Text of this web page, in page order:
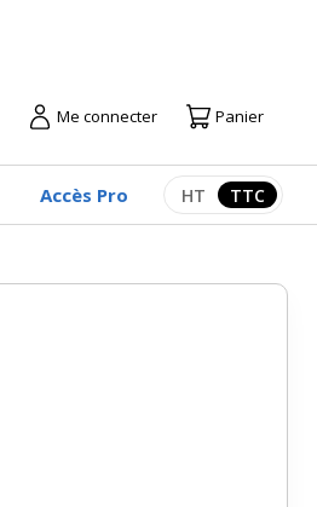
Me connecter Panier
Accès Pro Afficher les
HT TTC